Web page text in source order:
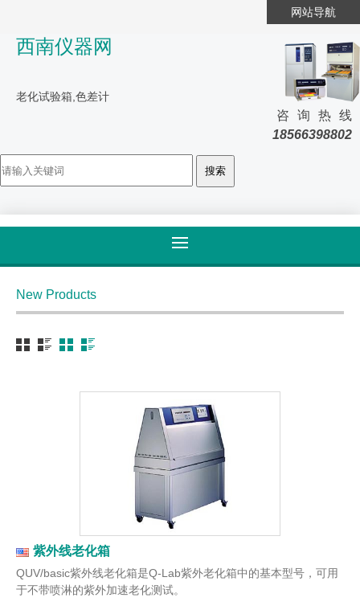
网站导航
西南仪器网
老化试验箱,色差计
咨询热线
18566398802
New Products
紫外线老化箱
QUV/basic紫外线老化箱是Q-Lab紫外老化箱中的基本型号，可用
于不带喷淋的紫外加速老化测试。